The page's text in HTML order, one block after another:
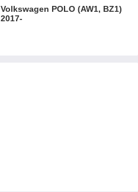
Volkswagen POLO (AW1, BZ1)
2017-